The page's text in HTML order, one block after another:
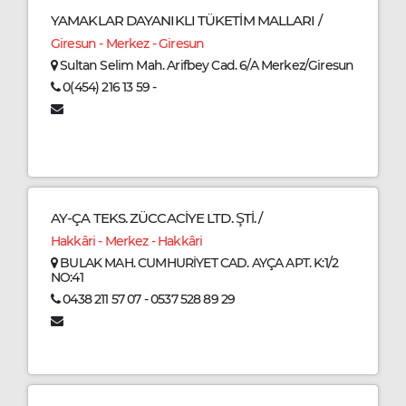
YAMAKLAR DAYANIKLI TÜKETİM MALLARI /
Giresun - Merkez - Giresun
Sultan Selim Mah. Arifbey Cad. 6/A Merkez/Giresun
0(454) 216 13 59 -
AY-ÇA TEKS. ZÜCCACİYE LTD. ŞTİ. /
Hakkâri - Merkez - Hakkâri
BULAK MAH. CUMHURİYET CAD. AYÇA APT. K:1/2
NO:41
0438 211 57 07 - 0537 528 89 29